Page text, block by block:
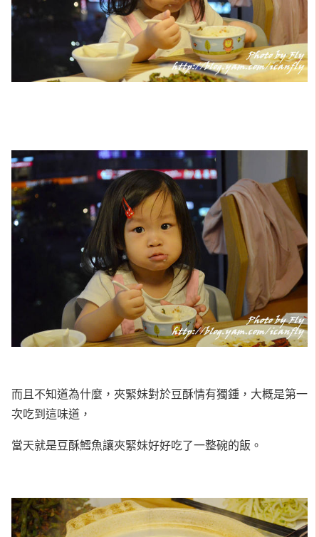
而且不知道為什麼，夾緊妹對於豆酥情有獨鍾，大概是第一
次吃到這味道，
當天就是豆酥鱈魚讓夾緊妹好好吃了一整碗的飯。